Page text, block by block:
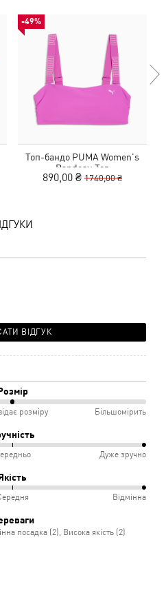
-49%
Топ-бандо PUMA Women's
Bandeau Top
890,00 ₴ 1740,00 ₴
ВІДГУК
розміру Більшомірить
Дуже зручно
Відмінна
посадка (2), Висока якість (2)